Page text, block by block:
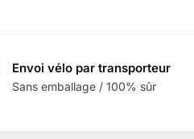
Envoi vélo par transporteur
Sans emballage / 100% sûr